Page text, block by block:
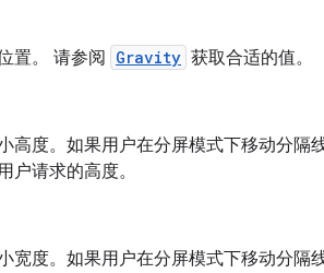
置。 请参阅 Gravity 获取合适的值。
高度。如果用户在分屏模式下移动分隔
请求的高度。
宽度。如果用户在分屏模式下移动分隔